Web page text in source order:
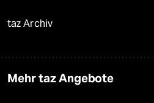
taz Archiv
Mehr taz Angebote